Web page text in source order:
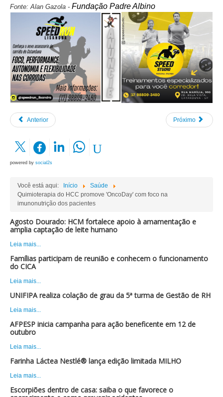
Fonte: Alan Gazola - Fundação Padre Albino
Anterior Próximo
powered by social2s
Você está aqui: Início
Saúde
Quimioterapia do HCC promove 'OncoDay' com foco na
imunonutrição dos pacientes
Agosto Dourado: HCM fortalece apoio à amamentação e
amplia captação de leite humano
Leia mais...
Famílias participam de reunião e conhecem o funcionamento
do CICA
Leia mais...
UNIFIPA realiza colação de grau da 5ª turma de Gestão de RH
Leia mais...
AFPESP inicia campanha para ação beneficente em 12 de
outubro
Leia mais...
Farinha Láctea Nestlé® lança edição limitada MILHO
Leia mais...
Escorpiões dentro de casa: saiba o que favorece o